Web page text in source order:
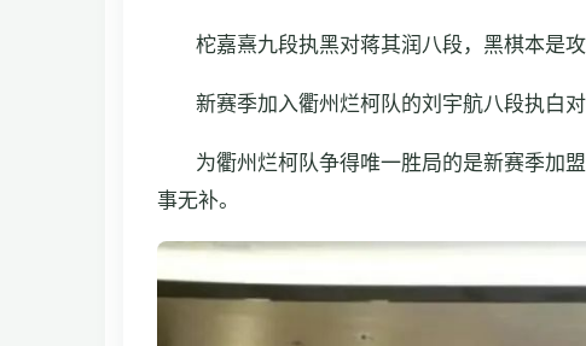
柁嘉熹九段执黑对蒋其润八段，黑棋本是
新赛季加入衢州烂柯队的刘宇航八段执白
为衢州烂柯队争得唯一胜局的是新赛季加
事无补。